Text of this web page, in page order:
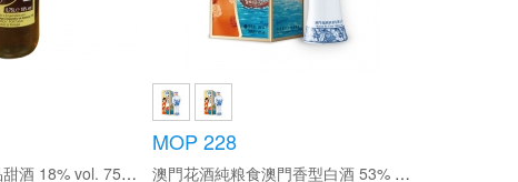
葡萄牙白兔王精品甜酒 18% vol. 750ml
MOP 228
澳門花酒純粮食澳門香型白酒 53% vol 500ml